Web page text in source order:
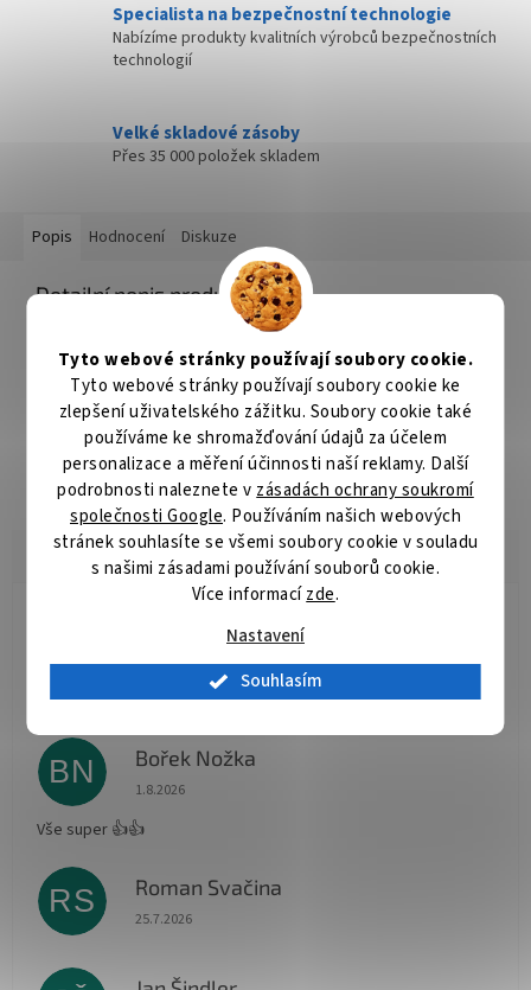
Tyto webové stránky používají soubory cookie.
Tyto webové stránky používají soubory cookie ke
zlepšení uživatelského zážitku. Soubory cookie také
používáme ke shromažďování údajů za účelem
personalizace a měření účinnosti naší reklamy. Další
podrobnosti naleznete v zásadách ochrany soukromí
společnosti Google. Používáním našich webových
stránek souhlasíte se všemi soubory cookie v souladu
s našimi zásadami používání souborů cookie.
Více informacízde.
Nastavení
Souhlasím
Specialista na bezpečnostní technologie
Nabízíme produkty kvalitních výrobců bezpečnostních
technologií
Velké skladové zásoby
Přes 35 000 položek skladem
Popis Hodnocení Diskuze
Detailní popis produktu
Potápivá kaprařská návazcová šňůra s excelentní
oděruvzdorností, to je FORTRESS. Je velmi pevná a optimální
vlastnosti zajišťují skvělou prezentaci nástrahy. Všechny tyto
parametry jsou zajištěny hustým pletením jednotlivých vláken.
Je možné ji použít samostatně, nebo v kombinaci s tuhou
šňůrkou či fluorokarbonem. Její vlastnosti využijete při lovu na
jezerech i řekách při vytváření moderních kaprových montáží.
Radomír Hurník
3.8.2026
Vše O.K.
BN Bořek Nožka
Hodnocení obchodu je 5 z 5 hvězdiček.
1.8.2026
Vše super 👍👍
RS Roman Svačina
Hodnocení obchodu je 5 z 5 hvězdiček.
25.7.2026